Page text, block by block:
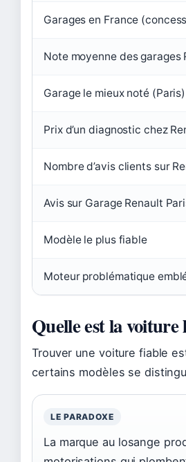
Garages en France
Note moyenne des garages
Garage le mieux noté (Paris)
Prix d’un diagnostic chez
Nombre d’avis clients sur
Avis sur Garage Renault
Modèle le plus fiable
Moteur problématique
Quelle est la
Trouver une voiture fiable
certains modèles se
LE PARADOXE
La marque au losange